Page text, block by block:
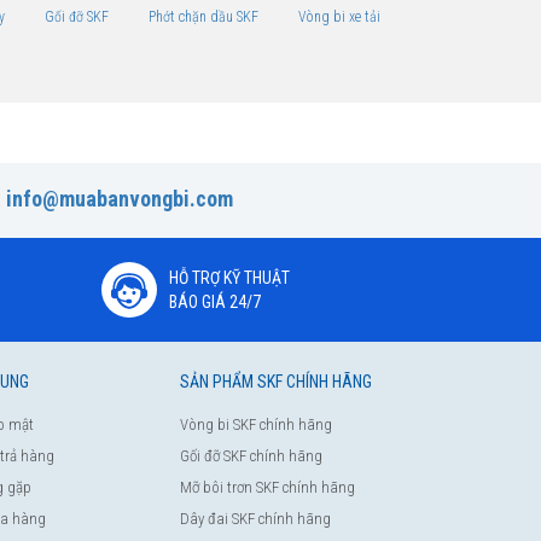
Gối đỡ SKF Phớt chặn dầu SKF Vòng bi xe tải
info@muabanvongbi.com
HỖ TRỢ KỸ THUẬT
BÁO GIÁ 24/7
mật
hàng
gặp
hàng
SẢN PHẨM SKF CHÍNH HÃNG
Vòng bi SKF chính hãng
Gối đỡ SKF chính hãng
Mỡ bôi trơn SKF chính hãng
Dây đai SKF chính hãng